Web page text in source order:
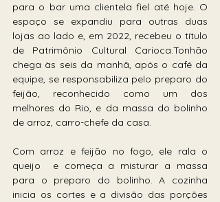
para o bar uma clientela fiel até hoje. O
espaço se expandiu para outras duas
lojas ao lado e, em 2022, recebeu o título
de Patrimônio Cultural Carioca.Tonhão
chega às seis da manhã, após o café da
equipe, se responsabiliza pelo preparo do
feijão, reconhecido como um dos
melhores do Rio, e da massa do bolinho
de arroz, carro-chefe da casa.
Com arroz e feijão no fogo, ele rala o
queijo  e começa a misturar a massa
para o preparo do bolinho. A cozinha
inicia os cortes e a divisão das porções